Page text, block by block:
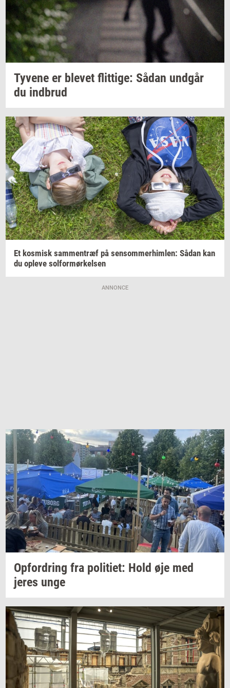
Ty­ve­ne er ble­vet flit­ti­ge: Sådan und­går
du ind­brud
Et kos­misk sam­men­træf på sen­som­mer­him­len: Sådan kan
du op­le­ve sol­for­mør­kel­sen
ANNONCE
Op­for­dring fra po­li­ti­et: Hold øje med
jeres unge